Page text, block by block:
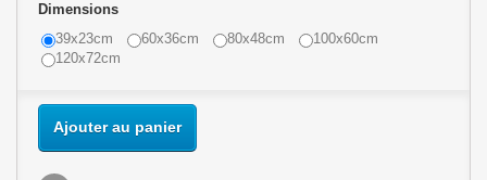
Dimensions
39x23cm
60x36cm 80x48cm
100x60cm
120x72cm
Ajouter au panier